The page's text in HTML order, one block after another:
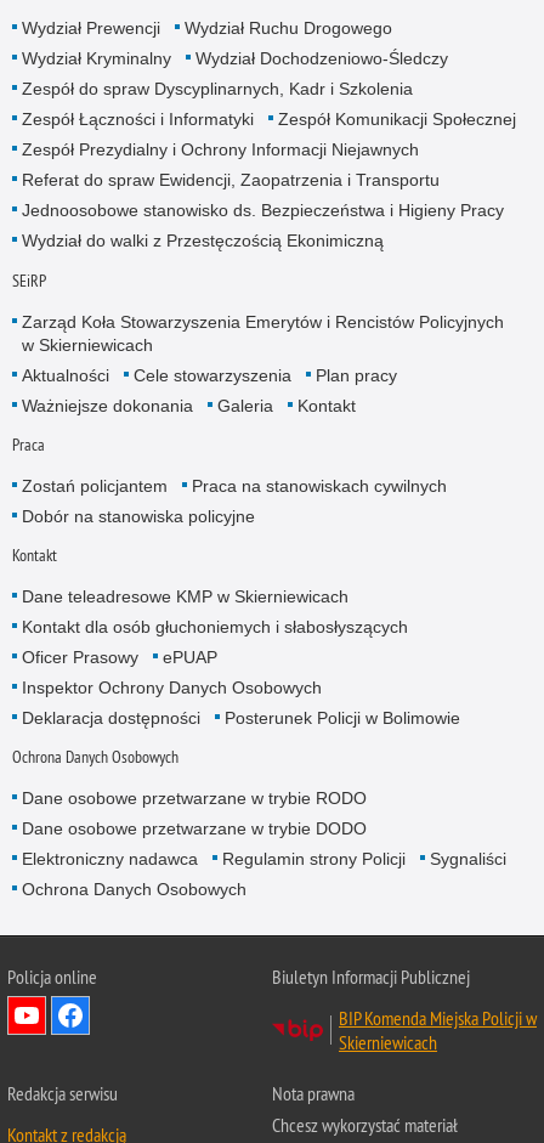
Wydział Prewencji
Wydział Ruchu Drogowego
Wydział Kryminalny
Wydział Dochodzeniowo-Śledczy
Zespół do spraw Dyscyplinarnych, Kadr i Szkolenia
Zespół Łączności i Informatyki
Zespół Komunikacji Społecznej
Zespół Prezydialny i Ochrony Informacji Niejawnych
Referat do spraw Ewidencji, Zaopatrzenia i Transportu
Jednoosobowe stanowisko ds. Bezpieczeństwa i Higieny Pracy
Wydział do walki z Przestęczością Ekonimiczną
SEiRP
Zarząd Koła Stowarzyszenia Emerytów i Rencistów Policyjnych
w Skierniewicach
Aktualności
Cele stowarzyszenia
Plan pracy
Ważniejsze dokonania
Galeria Kontakt
Praca
Zostań policjantem
Praca na stanowiskach cywilnych
Dobór na stanowiska policyjne
Kontakt
Dane teleadresowe KMP w Skierniewicach
Kontakt dla osób głuchoniemych i słabosłyszących
Oficer Prasowy
ePUAP
Inspektor Ochrony Danych Osobowych
Deklaracja dostępności
Posterunek Policji w Bolimowie
Ochrona Danych Osobowych
Dane osobowe przetwarzane w trybie RODO
Dane osobowe przetwarzane w trybie DODO
Elektroniczny nadawca
Regulamin strony Policji
Sygnaliści
Ochrona Danych Osobowych
Policja online
Biuletyn Informacji Publicznej
BIP Komenda Miejska Policji w
Skierniewicach
Redakcja serwisu
Kontakt z redakcją
Nota prawna
Chcesz wykorzystać materiał